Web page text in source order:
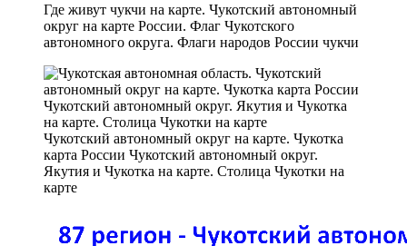
Где живут чукчи на карте. Чукотский автономный
округ на карте России. Флаг Чукотского
автономного округа. Флаги народов России чукчи
Чукотский автономный округ на карте. Чукотка
карта России Чукотский автономный округ.
Якутия и Чукотка на карте. Столица Чукотки на
карте